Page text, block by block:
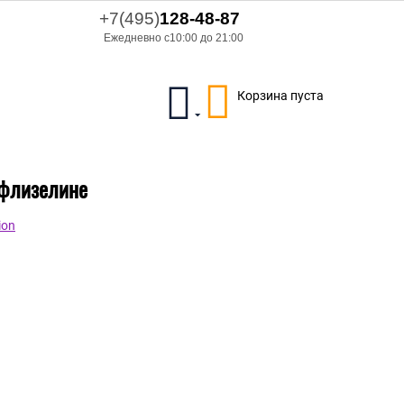
+7(495)128-48-87
Ежедневно с10:00 до 21:00
Корзина пуста